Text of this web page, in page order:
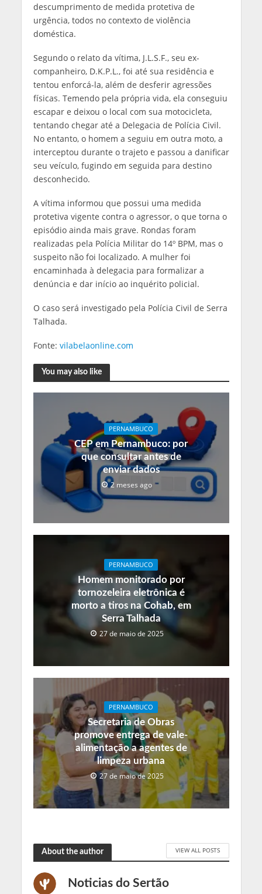
descumprimento de medida protetiva de
urgência, todos no contexto de violência
doméstica.
Segundo o relato da vítima, J.L.S.F., seu ex-
companheiro, D.K.P.L., foi até sua residência e
tentou enforcá-la, além de desferir agressões
físicas. Temendo pela própria vida, ela conseguiu
escapar e deixou o local com sua motocicleta,
tentando chegar até a Delegacia de Polícia Civil.
No entanto, o homem a seguiu em outra moto, a
interceptou durante o trajeto e passou a danificar
seu veículo, fugindo em seguida para destino
desconhecido.
A vítima informou que possui uma medida
protetiva vigente contra o agressor, o que torna o
episódio ainda mais grave. Rondas foram
realizadas pela Polícia Militar do 14º BPM, mas o
suspeito não foi localizado. A mulher foi
encaminhada à delegacia para formalizar a
denúncia e dar início ao inquérito policial.
O caso será investigado pela Polícia Civil de Serra
Talhada.
Fonte: vilabelaonline.com
You may also like
PERNAMBUCO
CEP em Pernambuco: por
que consultar antes de
enviar dados
2 meses ago
PERNAMBUCO
Homem monitorado por
tornozeleira eletrônica é
morto a tiros na Cohab, em
Serra Talhada
27 de maio de 2025
PERNAMBUCO
Secretaria de Obras
promove entrega de vale-
alimentação a agentes de
limpeza urbana
27 de maio de 2025
About the author VIEW ALL POSTS
Noticias do Sertão